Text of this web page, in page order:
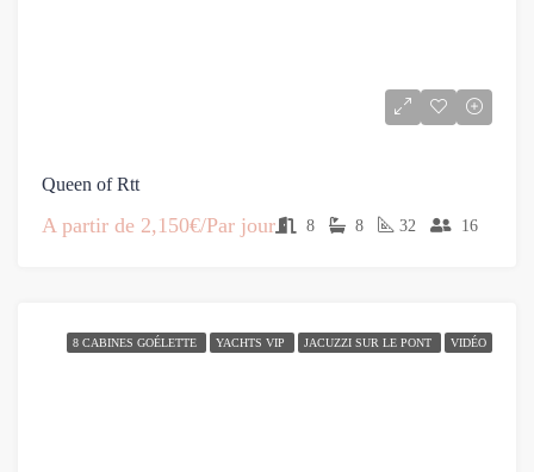
Queen of Rtt
A partir de 2,150€/Par jour 8 8 32 16
8 CABINES GOÉLETTE YACHTS VIP JACUZZI SUR LE PONT VIDÉO